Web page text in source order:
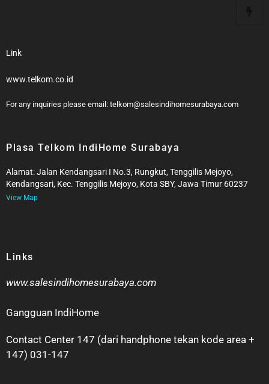
Link
www.telkom.co.id
For any inquiries please email: telkom@salesindihomesurabaya.com​
Plasa Telkom IndiHome Surabaya
Alamat: Jalan Kendangsari I No.3, Rungkut, Tenggilis Mejoyo,
Kendangsari, Kec. Tenggilis Mejoyo, Kota SBY, Jawa Timur 60237
View Map
Links
www.salesindihomesurabaya.com​
Gangguan IndiHome
Contact Center 147 (dari handphone tekan kode area +
147) 031-147